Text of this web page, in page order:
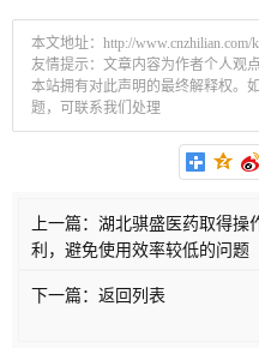
本文地址： http://www.cnzhilian.com/
友情提示：文章内容为作者个人观
本站拥有对此声明的最终解释权。
题，可联系我们处理
上一篇： 湖北骐盛医药取得操
利，避免使用效率较低的问题
下一篇： 返回列表